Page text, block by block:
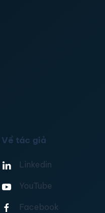
Về tác giả
Linkedin
YouTube
Facebook